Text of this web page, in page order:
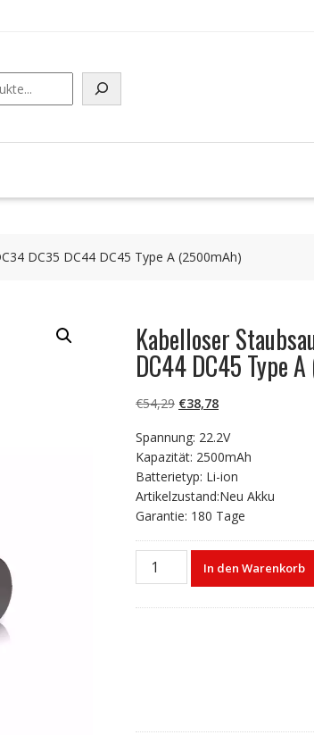
DC35 DC44 DC45 Type A (2500mAh)
Kabelloser
DC44 DC45 Type
€54,29 Ursprünglicher
war:
€54,29
€38,78Aktueller
ist:
€38,78.
Spannung: 22.2V
Kapazität: 2500mAh
Batterietyp: Li-ion
Artikelzustand:Neu Akku
Garantie: 180 Tage
Kabelloser
Staubsauger
In den Warenkorb